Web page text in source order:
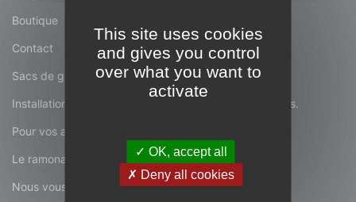
Boutique
Contact
Sacs de granulés COGRA
Installations d'appareils à bois, à granulés, de conduits.
Pour vos appareils de chauffage...
Le ramonage de vos conduits.
Nous vous proposons...
This site uses cookies
and gives you control
over what you want to
activate
✓ OK, accept all
✗ Deny all cookies